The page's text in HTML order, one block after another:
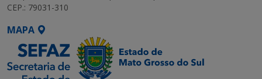
CEP.: 79031-310
MAPA